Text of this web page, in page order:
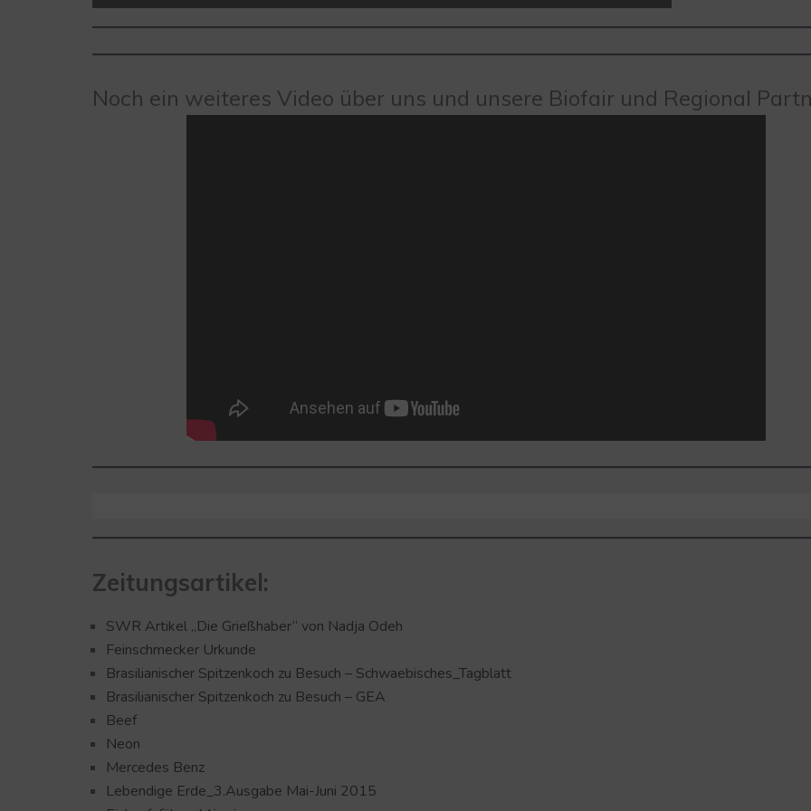
Noch ein weiteres Video über uns und unsere Biofair und Regional
Zeitungsartikel:
SWR Artikel „Die Grießhaber“ von Nadja Odeh
Feinschmecker Urkunde
Brasilianischer Spitzenkoch zu Besuch – Schwaebisches_Tagblatt
Brasilianischer Spitzenkoch zu Besuch – GEA
Beef
Neon
Mercedes Benz
Lebendige Erde_3.Ausgabe Mai-Juni 2015